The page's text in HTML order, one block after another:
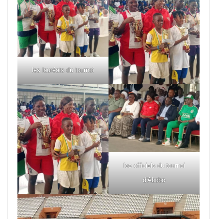
les lauréats du tournoi
les officiels du tournoi
d'Abobo